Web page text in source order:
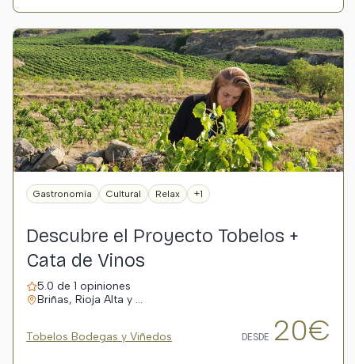
Gastronomía Cultural Relax +1
Descubre el Proyecto Tobelos +
Cata de Vinos
5.0 de 1 opiniones
Briñas, Rioja Alta y …
Tobelos Bodegas y Viñedos DESDE 20€